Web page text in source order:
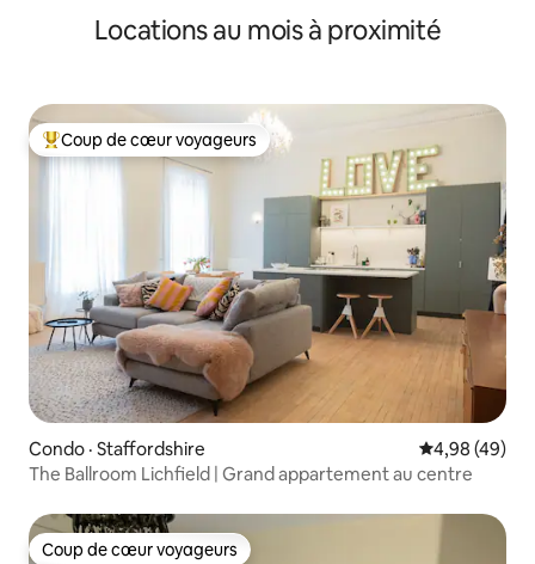
Locations au mois à proximité
Coup de cœur voyageurs parmi les plus aimés
Coup de cœur voyageurs
Condo · Staffordshire Note
4,98 (49)
The Ballroom Lichfield | Grand appartement au centre
Coup de cœur voyageurs
Coup de cœur voyageurs